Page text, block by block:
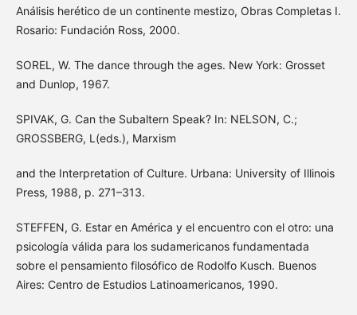
Análisis herético de un continente mestizo, Obras Completas I.
Rosario: Fundación Ross, 2000.
SOREL, W. The dance through the ages. New York: Grosset
and Dunlop, 1967.
SPIVAK, G. Can the Subaltern Speak? In: NELSON, C.;
GROSSBERG, L(eds.), Marxism
and the Interpretation of Culture. Urbana: University of Illinois
Press, 1988, p. 271–313.
STEFFEN, G. Estar en América y el encuentro con el otro: una
psicología válida para los sudamericanos fundamentada
sobre el pensamiento filosófico de Rodolfo Kusch. Buenos
Aires: Centro de Estudios Latinoamericanos, 1990.